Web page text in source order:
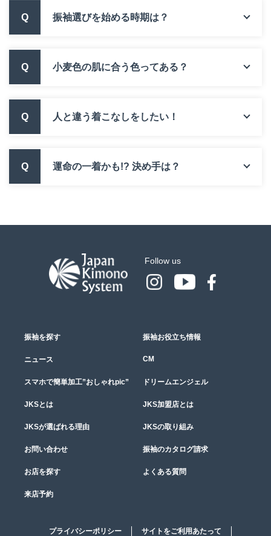
Q 振袖選びを始める時期は？
Q 小麦色の肌に合う色ってある？
Q 人と違う着こなしをしたい！
Q 運命の一着かも!? 決め手は？
Follow us
振袖を探す 振袖お役立ち情報
ニュース CM
スマホで簡単加工”おしゃれpic” ドリームエンジェル
JKSとは JKS加盟店とは
JKSが選ばれる理由 JKSの取り組み
お問い合わせ 振袖のカタログ請求
お店を探す よくある質問
来店予約
プライバシーポリシー サイトをご利用あたって